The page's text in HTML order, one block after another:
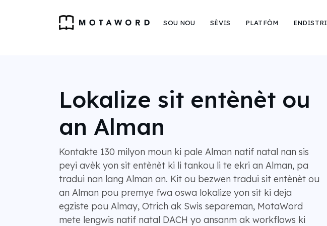
SOU NOU SÈVIS PLATFÒM ENDISTRI
Lokalize sit entènèt ou
an Alman
Kontakte 130 milyon moun ki pale Alman natif natal nan sis
peyi avèk yon sit entènèt ki li tankou li te ekri an Alman, pa
tradui nan lang Alman an. Kit ou bezwen tradui sit entènèt ou
an Alman pou premye fwa oswa lokalize yon sit ki deja
egziste pou Almay, Otrich ak Swis separeman, MotaWord
mete lengwis natif natal DACH yo ansanm ak workflows ki